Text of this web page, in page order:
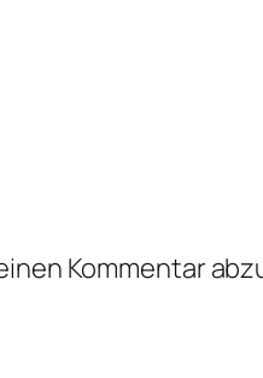
Kommentar